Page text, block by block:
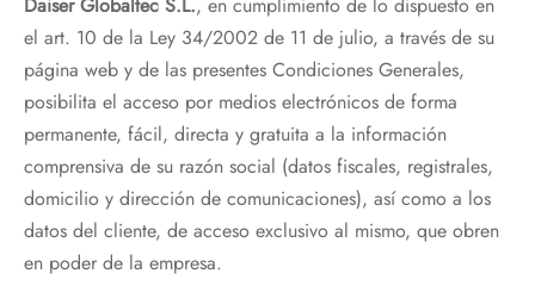
el art. 10 de la Ley 34/2002 de 11 de julio, a través de su
página web y de las presentes Condiciones Generales,
posibilita el acceso por medios electrónicos de forma
permanente, fácil, directa y gratuita a la información
comprensiva de su razón social (datos fiscales, registrales,
domicilio y dirección de comunicaciones), así como a los
datos del cliente, de acceso exclusivo al mismo, que obren
en poder de la empresa.